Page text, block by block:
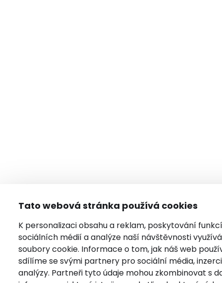
Tato webová stránka používá cookies
K personalizaci obsahu a reklam, poskytování funkcí
sociálních médií a analýze naší návštěvnosti
soubory cookie. Informace o tom, jak náš web
sdílíme se svými partnery pro sociální média,
analýzy. Partneři tyto údaje mohou zkombinovat s